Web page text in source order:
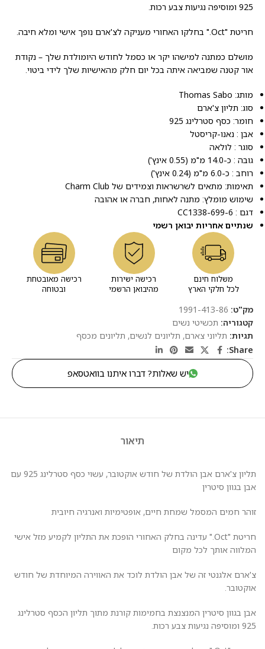
925 ומוסיפה נגיעות צבע רכות.
חריטת "Oct." בחלקו האחורי מעניקה לצ'ארם נופך אישי ומלא חיבה.
מושלם כמתנה למישהו יקר או כסמל לחודש היומולדת שלך – נקודת
אור קטנה שמביאה איתה בכל יום חלק מהאישיות שלך לידי ביטוי.
מותג: Thomas Sabo
סוג: תליון צ'ארם
חומר: כסף סטרלינג 925
אבן : נאנו-קריסטל
סוגר : לולאה
גובה : כ-14.0 מ"מ (0.55 אינץ')
רוחב : כ-6.0 מ"מ (0.24 אינץ')
תאימות: מתאים לשרשראות וצמידים של Charm Club
שימוש מומלץ: מתנה לאחות, חברה או אהובה
דגם : CC1338-699-6
שנתיים אחריות יבואן רשמי
משלוח חינם
לכל חלקי הארץ
רכישה ישירות
מהיבואן הרשמי
רכישה מאובטחת
ובטוחה
מק"ט: 1991-413-86
קטגוריה: תכשיטי נשים
תגיות: תליוני צארם, תליונים לנשים, תליונים מכסף
Share:
יש שאלות? דברו איתנו בוואטסאפ
תיאור
תליון צ'ארם אבן הולדת של חודש אוקטובר, עשוי כסף סטרלינג 925 עם
אבן בגוון סיטרין
זוהר חמים המסמל שמחת חיים, אופטימיות ואנרגיה חיובית
חריטת "Oct." עדינה בחלק האחורי הופכת את התליון לקמיע מזל אישי
המלווה אותך לכל מקום
צ'ארם אלגנטי זה של אבן הולדת לוכד את האווירה המיוחדת של חודש
אוקטובר.
אבן בגוון סיטרין המנצנצת בחמימות קורנת מתוך תליון הכסף סטרלינג
925 ומוסיפה נגיעות צבע רכות.